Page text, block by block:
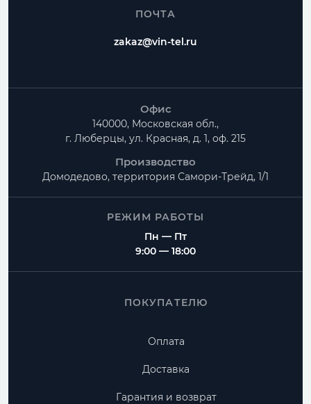
ПОЧТА
zakaz@vin-tel.ru
Офис
140000, Московская обл.,
г. Люберцы, ул. Красная, д. 1, оф. 215
Производство
Домодедово, территория Самори-Трейд, 1/1
РЕЖИМ РАБОТЫ
Пн — Пт
9:00 — 18:00
ПОКУПАТЕЛЮ
Оплата
Доставка
Гарантия и возврат